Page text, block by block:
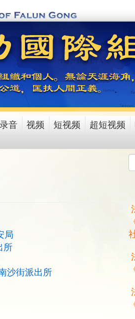
录音 视频 短视频 超短视频
局
所
沙街派出所